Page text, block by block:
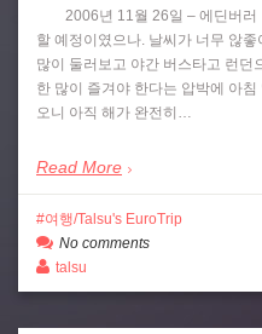
2006년 11월 26일 – 에딘버
할 예정이였으나. 날씨가 너무 않
많이 둘러보고 야간 버스타고 런
한 많이 즐겨야 한다는 압박에 아
오니 아직 해가 완전히…
Read More
여행/Talsu's EuroTrip
No comments
talsu